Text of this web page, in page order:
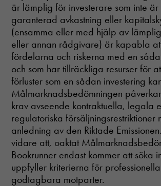
är lämplig för investerare som inte
garanterad avkastning eller
(ensamma eller med hjälp av
eller annan rådgivare) är kapabla
fördelarna och riskerna med en
och som har tillräckliga resurser för
förluster som en sådan investering
Målmarknadsbedömningen
krav avseende kontraktuella, legala
regulatoriska försäljningsrestriktioner
anledning av den Riktade
vidare att, oaktat
Bookrunner endast kommer att söka
uppfyller kriterierna för
godtagbara motparter.